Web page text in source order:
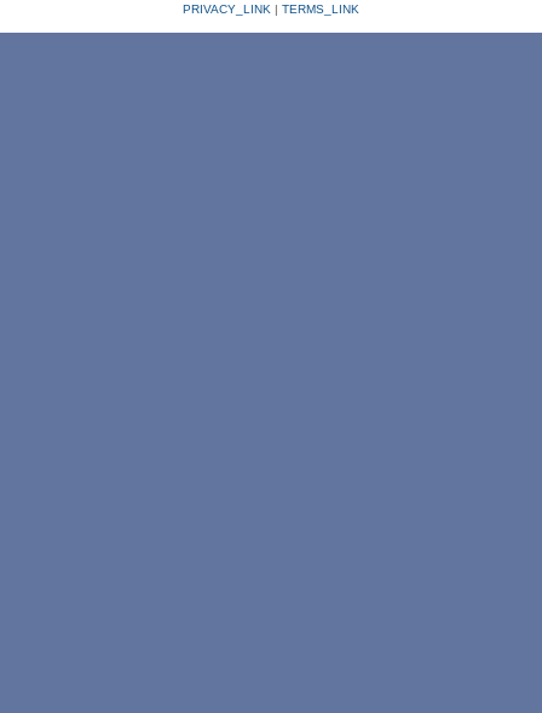
PRIVACY_LINK | TERMS_LINK